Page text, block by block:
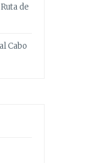
de
Cabo